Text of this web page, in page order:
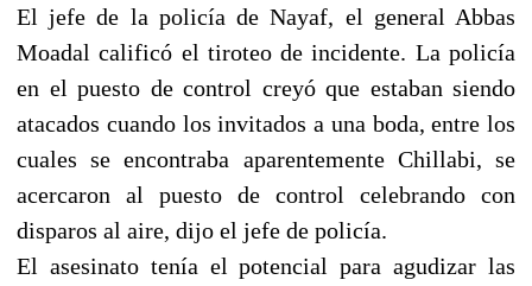
El jefe de la policía de Nayaf, el general Abbas
Moadal calificó el tiroteo de incidente. La policía
en el puesto de control creyó que estaban siendo
atacados cuando los invitados a una boda, entre los
cuales se encontraba aparentemente Chillabi, se
acercaron al puesto de control celebrando con
disparos al aire, dijo el jefe de policía.
El asesinato tenía el potencial para agudizar las